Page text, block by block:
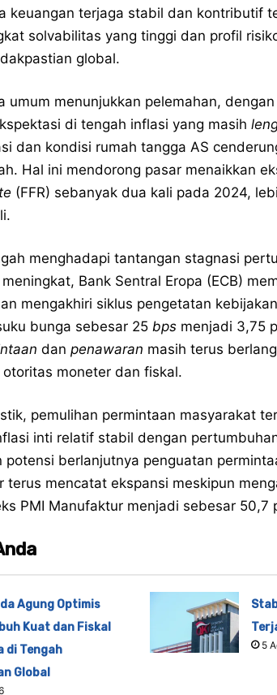
keuangan terjaga stabil dan kontributif
solvabilitas yang tinggi dan profil
global.
umum menunjukkan pelemahan,
di tengah inflasi yang masih
dan kondisi rumah tangga AS
Hal ini mendorong pasar menaikkan
(FFR) sebanyak dua kali pada 2024,
menghadapi tantangan stagnasi
Bank Sentral Eropa (ECB)
mengakhiri siklus pengetatan
bunga sebesar 25 bps menjadi 3,75
dan penawaran masih terus
moneter dan fiskal.
pemulihan permintaan masyarakat
inti relatif stabil dengan
berlanjutnya penguatan
terus mencatat ekspansi meskipun
PMI Manufaktur menjadi sebesar 50,7
Agung Optimis
Kuat dan Fiskal
di Tengah
Global
5